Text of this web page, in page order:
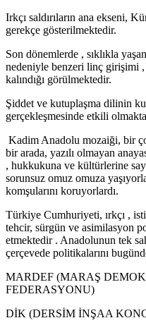
Irkçı saldırıların ana ekseni,
gerekçe gösterilmektedir.
Son dönemlerde , sıklıkla
nedeniyle benzeri linç girişimi
kalındığı görülmektedir.
Şiddet ve kutuplaşma dilinin
gerçekleşmesinde etkili
Kadim Anadolu mozaiği, bir
bir arada, yazılı olmayan
, hukkukuna ve kültürlerine
sorunsuz omuz omuza
komşularını koruyorlardı.
Türkiye Cumhuriyeti, ırkçı ,
tehcir, sürgün ve asimilasyon
etmektedir . Anadolunun tek
çerçevede politikalarını
MARDEF (MARAŞ
FEDERASYONU)
DİK (DERSİM İNŞAA